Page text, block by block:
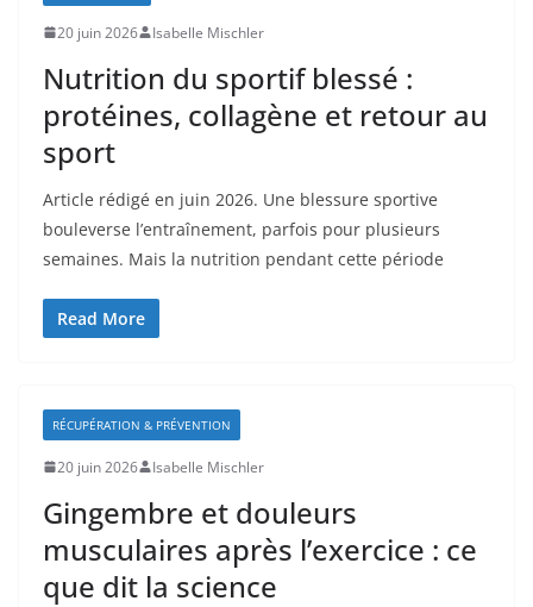
20 juin 2026 Isabelle Mischler
Nutrition du sportif blessé :
protéines, collagène et retour au
sport
Article rédigé en juin 2026. Une blessure sportive
bouleverse l’entraînement, parfois pour plusieurs
semaines. Mais la nutrition pendant cette période
Read More
RÉCUPÉRATION & PRÉVENTION
20 juin 2026 Isabelle Mischler
Gingembre et douleurs
musculaires après l’exercice : ce
que dit la science